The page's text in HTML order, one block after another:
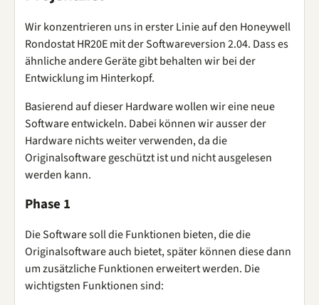
Wir konzentrieren uns in erster Linie auf den Honeywell
Rondostat HR20E mit der Softwareversion 2.04. Dass es
ähnliche andere Geräte gibt behalten wir bei der
Entwicklung im Hinterkopf.
Basierend auf dieser Hardware wollen wir eine neue
Software entwickeln. Dabei können wir ausser der
Hardware nichts weiter verwenden, da die
Originalsoftware geschützt ist und nicht ausgelesen
werden kann.
Phase 1
Die Software soll die Funktionen bieten, die die
Originalsoftware auch bietet, später können diese dann
um zusätzliche Funktionen erweitert werden. Die
wichtigsten Funktionen sind: